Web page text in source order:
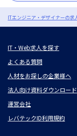
ITエンジニア・デザイナーの求
IT・Web求人を探す
よくある質問
人材をお探しの企業様へ
法人向け資料ダウンロード
運営会社
レバテックID利用規約